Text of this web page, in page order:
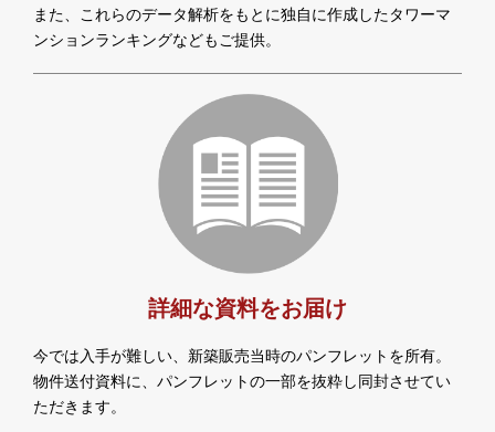
また、これらのデータ解析をもとに独自に作成したタワーマ
ンションランキングなどもご提供。
詳細な資料をお届け
今では入手が難しい、新築販売当時のパンフレットを所有。
物件送付資料に、パンフレットの一部を抜粋し同封させてい
ただきます。